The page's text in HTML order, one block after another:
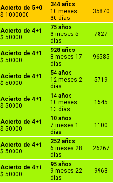
Acierto de 5+0
$ 1000000
344 años
10 meses
30 días
35870
Acierto de 4+1
$ 50000
75 años
3 meses 5
días
7827
Acierto de 4+1
$ 50000
928 años
8 meses 17
días
96585
Acierto de 4+1
$ 50000
54 años
12 meses 2
días
5719
Acierto de 4+1
$ 50000
14 años
10 meses
13 días
1545
Acierto de 4+1
$ 50000
10 años
7 meses 1
días
1100
Acierto de 4+1
$ 50000
252 años
6 meses 28
días
26267
Acierto de 4+1
$ 50000
95 años
9 meses 22
días
9963